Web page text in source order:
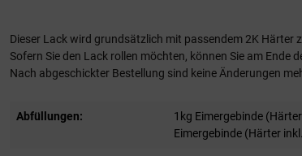
Dieser Lack wird grundsätzlich mit passendem 2K Härter
Sofern Sie den Lack rollen möchten, können Sie am
Nach abgeschickter Bestellung sind keine Änderungen
Abfüllungen: 1kg Eimergebinde
Eimergebinde (Härter